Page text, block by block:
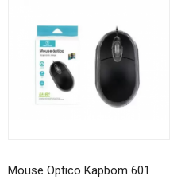
Mouse Optico Kapbom 601